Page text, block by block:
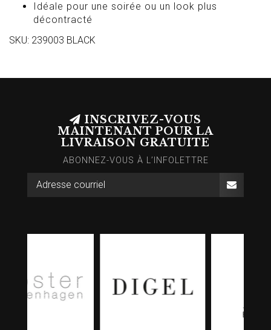
Idéale pour une soirée ou un look plus
décontracté
SKU: 239003 BLACK
INSCRIVEZ-VOUS
MAINTENANT POUR LA
LIVRAISON GRATUITE
ABONNEZ-VOUS À L’INFOLETTRE